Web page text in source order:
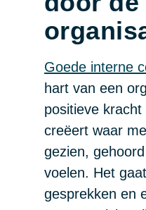
Goede interne
hart van een
positieve
creëert waar
gezien,
voelen. Het
gesprekken en